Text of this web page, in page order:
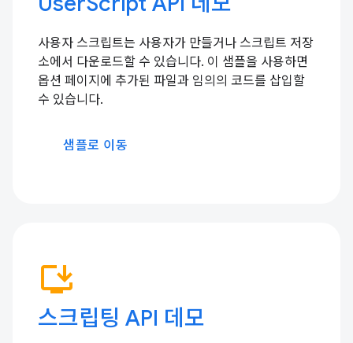
사용자 스크립트는 사용자가 만들거나 스크립트 저장
소에서 다운로드할 수 있습니다. 이 샘플을 사용하면
옵션 페이지에 추가된 파일과 임의의 코드를 삽입할
수 있습니다.
샘플로 이동
install_desktop
스크립팅 API 데모